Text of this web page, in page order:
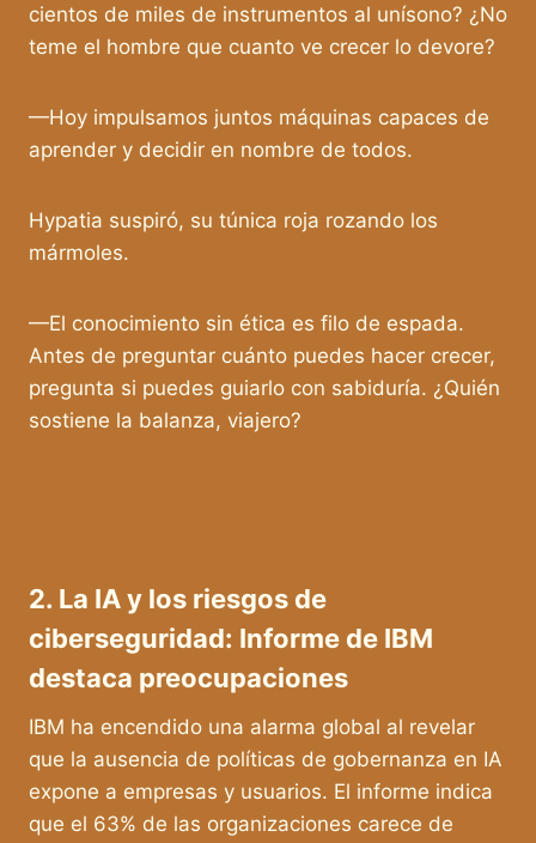
cientos de miles de instrumentos al unísono? ¿No
teme el hombre que cuanto ve crecer lo devore?
—Hoy impulsamos juntos máquinas capaces de
aprender y decidir en nombre de todos.
Hypatia suspiró, su túnica roja rozando los
mármoles.
—El conocimiento sin ética es filo de espada.
Antes de preguntar cuánto puedes hacer crecer,
pregunta si puedes guiarlo con sabiduría. ¿Quién
sostiene la balanza, viajero?
2. La IA y los riesgos de
ciberseguridad: Informe de IBM
destaca preocupaciones
IBM ha encendido una alarma global al revelar
que la ausencia de políticas de gobernanza en IA
expone a empresas y usuarios. El informe indica
que el 63% de las organizaciones carece de